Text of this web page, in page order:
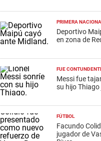
PRIMERA
Deportivo
en zona de
FUE
Messi fue
su hijo Thiago
FÚTBOL
Facundo
jugador de